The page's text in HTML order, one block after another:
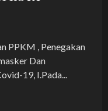
PPKM , Penegakan
Dan
19, I.Pada...